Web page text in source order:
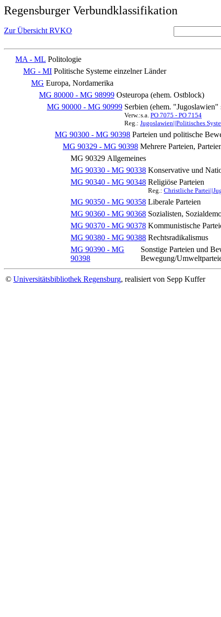
Regensburger Verbundklassifikation
Zur Übersicht RVKO
MA - ML Politologie
MG - MI Politische Systeme einzelner Länder
MG Europa, Nordamerika
MG 80000 - MG 98999 Osteuropa (ehem. Ostblock)
MG 90000 - MG 90999 Serbien (ehem.
Verw.:s.a. PO 7075 - PO 7154
Reg.: Jugoslawien||Politisches
MG 90300 - MG 90398 Parteien und politische
MG 90329 - MG 90398 Mehrere Parteien,
MG 90329 Allgemeines
MG 90330 - MG 90338 Konservative und
MG 90340 - MG 90348 Religiöse Parteien
Reg.: Christliche
MG 90350 - MG 90358 Liberale Parteien
MG 90360 - MG 90368 Sozialisten,
MG 90370 - MG 90378 Kommunistische
MG 90380 - MG 90388 Rechtsradikalismus
MG 90390 - MG
90398
Sonstige Parteien und
Bewegung/
© Universitätsbibliothek Regensburg, realisiert von Sepp Kuffer